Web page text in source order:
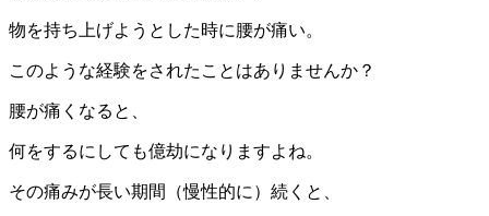
物を持ち上げようとした時に腰が痛い。
このような経験をされたことはありませんか？
腰が痛くなると、
何をするにしても億劫になりますよね。
その痛みが長い期間（慢性的に）続くと、